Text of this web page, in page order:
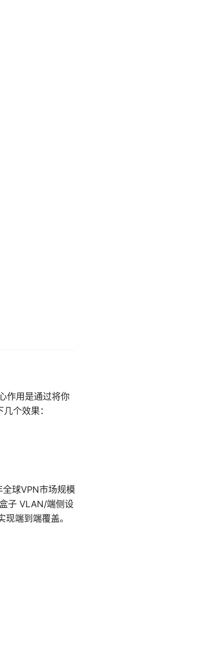
作用是通过将你
个效果：
球VPN市场规模
子 VLAN/端侧设
端到端覆盖。